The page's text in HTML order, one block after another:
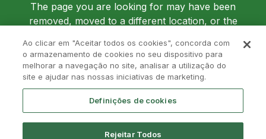
The page you are looking for may have been
removed, moved to a different location, or the
Ao clicar em "Aceitar todos os cookies", concorda com
o armazenamento de cookies no seu dispositivo para
melhorar a navegação no site, analisar a utilização do
site e ajudar nas nossas iniciativas de marketing.
Definições de cookies
Rejeitar Todos